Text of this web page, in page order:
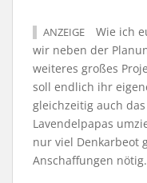
ANZEIGE
Wie ich
wir neben der
weiteres großes
soll endlich ihr
gleichzeitig auch
Lavendelpapas
nur viel Denkarbeot
Anschaffungen nötig.